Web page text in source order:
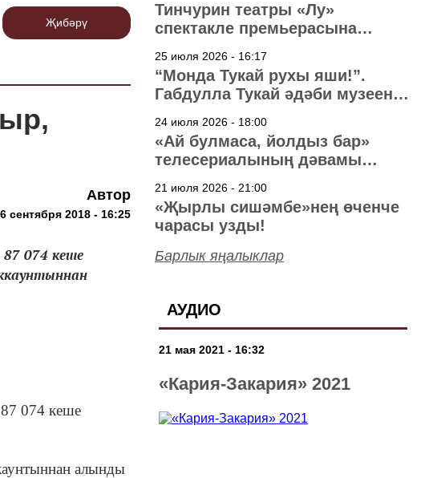
Җибәрү
Автор
сентября 2018 - 16:25
87 074 кеше
074 кеше
алынды
Тинчурин театры «Лу»
спектакле премьерасына
25 июля 2026 - 16:17
“Монда Тукай рухы яши!”.
Габдулла Тукай әдәби музеена
24 июля 2026 - 18:00
«Ай булмаса, йолдыз бар»
телесериалының дәвамы
21 июля 2026 - 21:00
«Җырлы сишәмбе»нең өченче
чарасы узды!
Барлык яңалыклар
АУДИО
21 мая 2021 - 16:32
«Кария-Закария» 2021